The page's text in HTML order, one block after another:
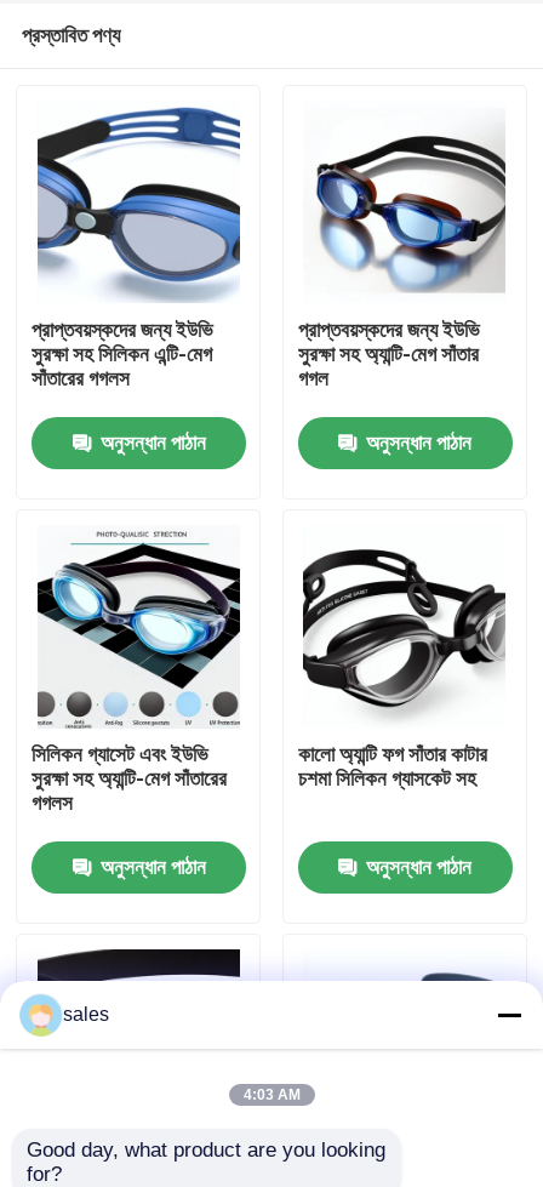
পণ্য
আমাদের সম্পর্কে
কারখানা ভ্রমণ
যোগাযোগ করুন
উদ্ধৃতির জন্য আবেদন
নিরাপত্তা চশমা গগলস
প্রস্তাবিত পণ্য
প্রাপ্তবয়স্কদের জন্য ইউভি
সুরক্ষা সহ সিলিকন এন্টি-মেগ
সাঁতারের গগলস
অনুসন্ধান পাঠান
প্রাপ্তবয়স্কদের জন্য ইউভি
সুরক্ষা সহ অ্যান্টি-মেগ সাঁতার
গগল
অনুসন্ধান পাঠান
সিলিকন গ্যাসেট এবং ইউভি
সুরক্ষা সহ অ্যান্টি-মেগ সাঁতারের
গগলস
অনুসন্ধান পাঠান
কালো অ্যান্টি ফগ সাঁতার কাটার
চশমা সিলিকন গ্যাসকেট সহ
অনুসন্ধান পাঠান
ইউভি সুরক্ষা এবং সিলিকন
sales
4:03 AM
Good day, what product are you looking
for?